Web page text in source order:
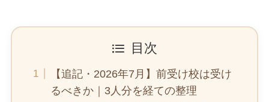
目次
【追記・2026年7月】前受け校は受け
るべきか｜3人分を経ての整理